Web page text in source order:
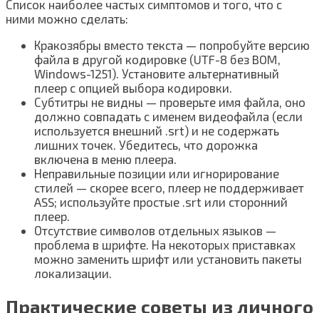
Список наиболее частых симптомов и того, что с
ними можно сделать:
Кракозябры вместо текста — попробуйте версию
файла в другой кодировке (UTF-8 без BOM,
Windows-1251). Установите альтернативный
плеер с опцией выбора кодировки.
Субтитры не видны — проверьте имя файла, оно
должно совпадать с именем видеофайла (если
используется внешний .srt) и не содержать
лишних точек. Убедитесь, что дорожка
включена в меню плеера.
Неправильные позиции или игнорирование
стилей — скорее всего, плеер не поддерживает
ASS; используйте простые .srt или сторонний
плеер.
Отсутствие символов отдельных языков —
проблема в шрифте. На некоторых приставках
можно заменить шрифт или установить пакеты
локализации.
Практические советы из личного